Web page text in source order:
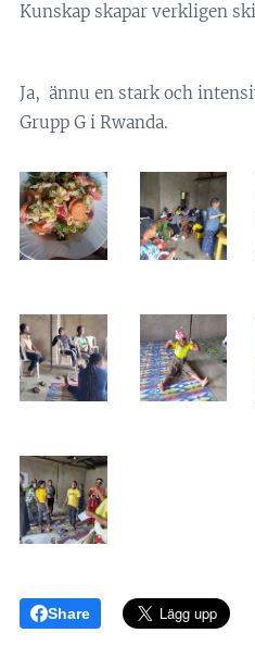
Kunskap skapar verkligen
Ja, ännu en stark och
Grupp G i Rwanda.
Share